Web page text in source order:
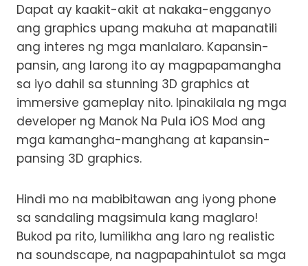
Dapat ay kaakit-akit at nakaka-engganyo
ang graphics upang makuha at mapanatili
ang interes ng mga manlalaro. Kapansin-
pansin, ang larong ito ay magpapamangha
sa iyo dahil sa stunning 3D graphics at
immersive gameplay nito. Ipinakilala ng mga
developer ng Manok Na Pula iOS Mod ang
mga kamangha-manghang at kapansin-
pansing 3D graphics.
Hindi mo na mabibitawan ang iyong phone
sa sandaling magsimula kang maglaro!
Bukod pa rito, lumilikha ang laro ng realistic
na soundscape, na nagpapahintulot sa mga